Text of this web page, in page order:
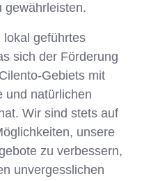
gewährleisten.
lokal geführtes
sich der Förderung
Gebiets mit
und natürlichen
Wir sind stets auf
unsere
zu verbessern,
unvergesslichen